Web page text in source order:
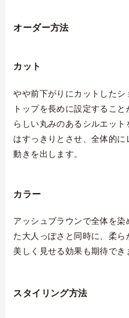
オーダー方法
カット
やや前下がりにカットしたシ
トップを長めに設定するこ
らしい丸みのあるシルエッ
はすっきりとさせ、全体的
動きを出します。
カラー
アッシュブラウンで全体を
た大人っぽさと同時に、柔
美しく見せる効果も期待でき
スタイリング方法